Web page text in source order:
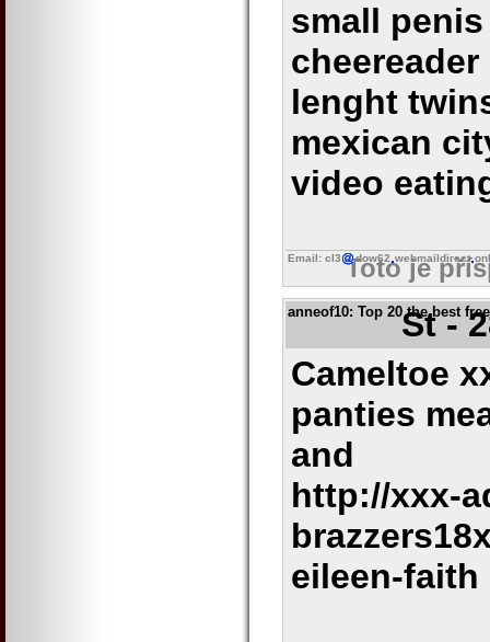
small
lenght
mexican
video
Email: cl3 dow62 webmaildirect
Toto je
anneof10: Top 20 the best
St -
Cameltoe
panties
and
http://xxx-
eileen-faith